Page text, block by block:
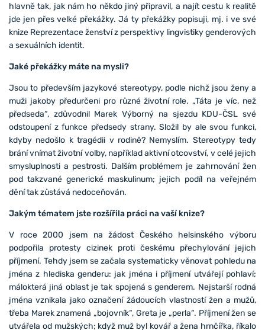
hlavně tak, jak nám ho někdo jiný připravil, a najít cestu k realitě
jde jen přes velké překážky. Já ty překážky popisuji, mj. i ve své
knize Reprezentace ženství z perspektivy lingvistiky genderových
a sexuálních identit.
Jaké překážky máte na mysli?
Jsou to především jazykové stereotypy, podle nichž jsou ženy a
muži jakoby předurčeni pro různé životní role. „Táta je víc, než
předseda“, zdůvodnil Marek Výborný na sjezdu KDU-ČSL své
odstoupení z funkce předsedy strany. Složil by ale svou funkci,
kdyby nedošlo k tragédii v rodině? Nemyslím. Stereotypy tedy
brání vnímat životní volby, například aktivní otcovství, v celé jejich
smysluplnosti a pestrosti. Dalším problémem je zahrnování žen
pod takzvané generické maskulinum; jejich podíl na veřejném
dění tak zůstává nedoceňován.
Jakým tématem jste rozšířila práci na vaší knize?
V roce 2000 jsem na žádost Českého helsinského výboru
podpořila protesty cizinek proti českému přechylování jejich
příjmení. Tehdy jsem se začala systematicky věnovat pohledu na
jména z hlediska genderu: jak jména i příjmení utvářejí pohlaví;
málokterá jiná oblast je tak spojená s genderem. Nejstarší rodná
jména vznikala jako označení žádoucích vlastností žen a mužů,
třeba Marek znamená „bojovník“, Greta je „perla“. Příjmení žen se
utvářela od mužských; když muž byl kovář a žena hrnčířka, říkalo